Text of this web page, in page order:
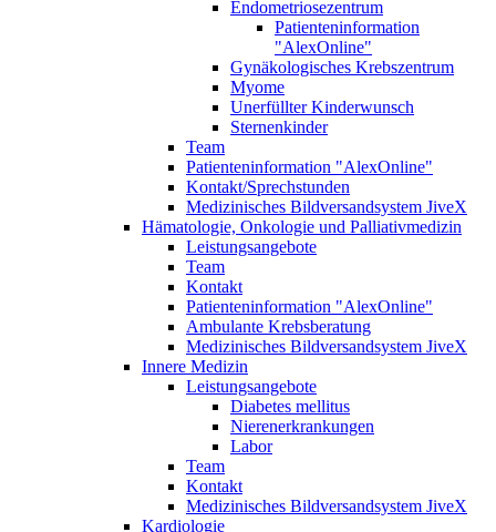
Endometriosezentrum
Patienteninformation
"AlexOnline"
Gynäkologisches Krebszentrum
Myome
Unerfüllter Kinderwunsch
Sternenkinder
Team
Patienteninformation "AlexOnline"
Kontakt/Sprechstunden
Medizinisches Bildversandsystem JiveX
Hämatologie, Onkologie und Palliativmedizin
Leistungsangebote
Team
Kontakt
Patienteninformation "AlexOnline"
Ambulante Krebsberatung
Medizinisches Bildversandsystem JiveX
Innere Medizin
Leistungsangebote
Diabetes mellitus
Nierenerkrankungen
Labor
Team
Kontakt
Medizinisches Bildversandsystem JiveX
Kardiologie